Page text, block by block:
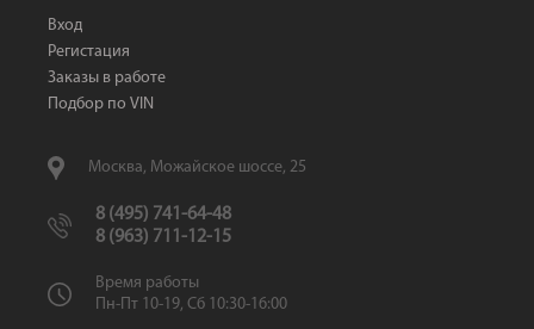
Вход
Регистация
Заказы в работе
Подбор по VIN
Москва, Можайское шоссе, 25
8 (495) 741-64-48
8 (963) 711-12-15
Время работы
Пн-Пт 10-19, Сб 10:30-16:00